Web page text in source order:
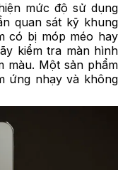
mức độ sử dụng
quan sát kỹ khung
có bị móp méo hay
kiểm tra màn hình
màu. Một sản phẩm
ứng nhạy và không